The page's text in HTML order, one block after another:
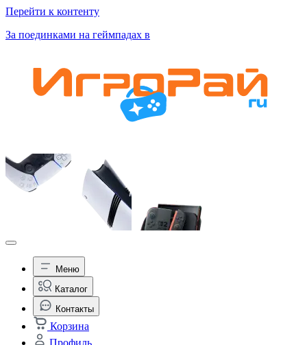
Перейти к контенту
За поединками на геймпадах в
Меню
Каталог
Контакты
Корзина
Профиль